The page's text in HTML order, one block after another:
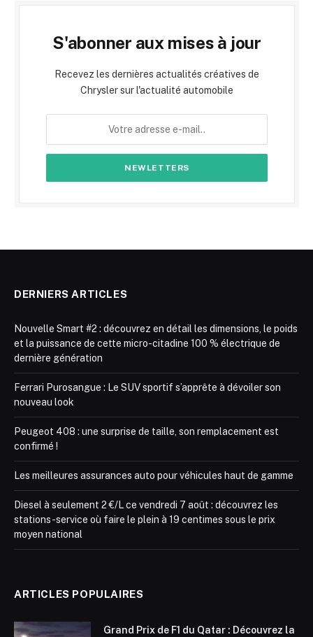
S'abonner aux mises à jour
Recevez les dernières actualités créatives de
Chrysler sur l'actualité automobile
DERNIERS ARTICLES
Nouvelle Smart #2 : découvrez en détail les dimensions, le poids
et la puissance de cette micro-citadine 100 % électrique de
dernière génération
Ferrari Purosangue : Le SUV sportif s’apprête à dévoiler son
nouveau look
Peugeot 408 : une surprise de taille, son remplacement est
confirmé !
Les meilleures assurances auto pour véhicules haut de gamme
Diesel à seulement 2 €/L ce vendredi 7 août : découvrez les
stations-service où faire le plein à 19 centimes sous le prix
moyen national
ARTICLES POPULAIRES
Grand Prix de F1 du Qatar : Découvrez la